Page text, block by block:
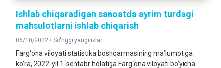
Ishlab chiqaradigan sanoatda ayrim turdagi
mahsulotlarni ishlab chiqarish
06/10/2022 • So'nggi yangiliklar
Farg‘ona viloyati statistika boshqarmasining ma’lumotiga
ko‘ra, 2022-yil 1-sentabr holatiga Farg‘ona viloyati bo‘yicha